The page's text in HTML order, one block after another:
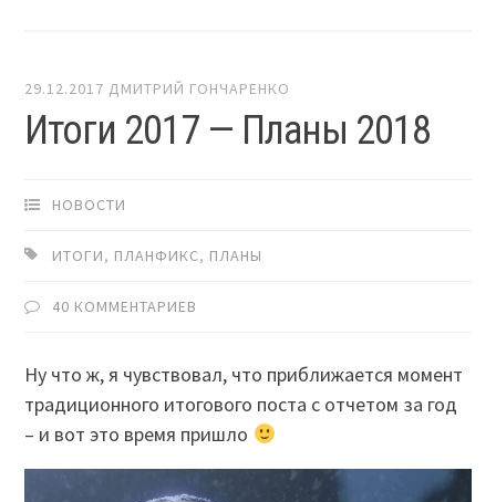
29.12.2017 ДМИТРИЙ ГОНЧАРЕНКО
Итоги 2017 — Планы 2018
НОВОСТИ
ИТОГИ, ПЛАНФИКС, ПЛАНЫ
40 КОММЕНТАРИЕВ
Ну что ж, я чувствовал, что приближается момент
традиционного итогового поста с отчетом за год
– и вот это время пришло